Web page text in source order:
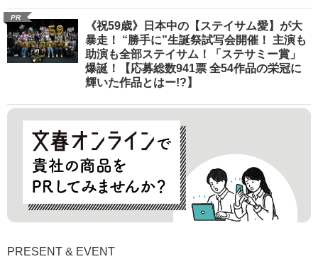
PR
《祝59歳》日本中の【ステイサム愛】が大
暴走！ “勝手に”生誕祭試写会開催！ 主演も
助演も全部ステイサム！「ステサミー賞」
爆誕！【応募総数941票 全54作品の栄冠に
輝いた作品とはー!?】
PRESENT & EVENT